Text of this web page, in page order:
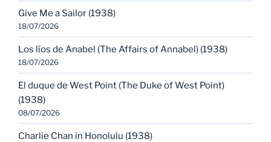
Give Me a Sailor (1938)
18/07/2026
Los líos de Anabel (The Affairs of Annabel) (1938)
18/07/2026
El duque de West Point (The Duke of West Point)
(1938)
08/07/2026
Charlie Chan in Honolulu (1938)